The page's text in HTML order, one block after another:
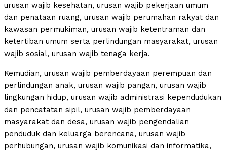
urusan wajib kesehatan, urusan wajib pekerjaan umum
dan penataan ruang, urusan wajib perumahan rakyat dan
kawasan permukiman, urusan wajib ketentraman dan
ketertiban umum serta perlindungan masyarakat, urusan
wajib sosial, urusan wajib tenaga kerja.
Kemudian, urusan wajib pemberdayaan perempuan dan
perlindungan anak, urusan wajib pangan, urusan wajib
lingkungan hidup, urusan wajib administrasi kependudukan
dan pencatatan sipil, urusan wajib pemberdayaan
masyarakat dan desa, urusan wajib pengendalian
penduduk dan keluarga berencana, urusan wajib
perhubungan, urusan wajib komunikasi dan informatika,